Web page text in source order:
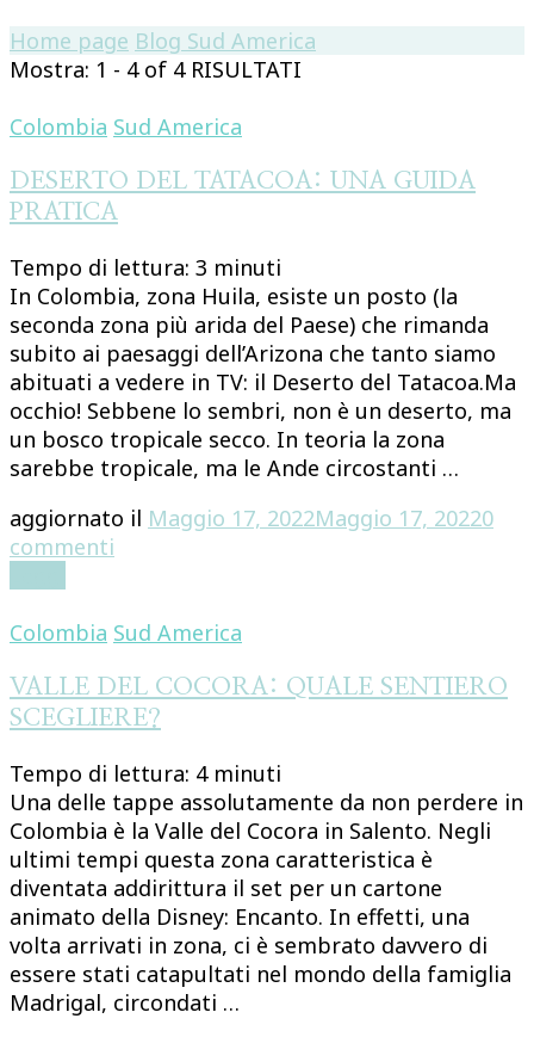
Home page Blog Sud America
Mostra: 1 - 4 of 4 RISULTATI
Colombia Sud America
DESERTO DEL TATACOA: UNA GUIDA
PRATICA
Tempo di lettura: 3 minuti
In Colombia, zona Huila, esiste un posto (la
seconda zona più arida del Paese) che rimanda
subito ai paesaggi dell’Arizona che tanto siamo
abituati a vedere in TV: il Deserto del Tatacoa.Ma
occhio! Sebbene lo sembri, non è un deserto, ma
un bosco tropicale secco. In teoria la zona
sarebbe tropicale, ma le Ande circostanti …
aggiornato il Maggio 17, 2022Maggio 17, 20220
commenti
TATACOA:
GUIDA
PRATICA
Colombia Sud America
VALLE DEL COCORA: QUALE SENTIERO
SCEGLIERE?
Tempo di lettura: 4 minuti
Una delle tappe assolutamente da non perdere in
Colombia è la Valle del Cocora in Salento. Negli
ultimi tempi questa zona caratteristica è
diventata addirittura il set per un cartone
animato della Disney: Encanto. In effetti, una
volta arrivati in zona, ci è sembrato davvero di
essere stati catapultati nel mondo della famiglia
Madrigal, circondati …